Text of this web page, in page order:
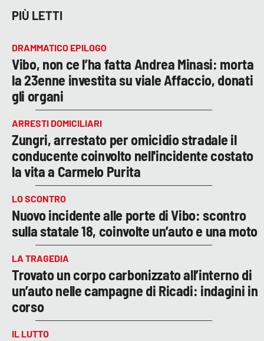
PIÙ LETTI
DRAMMATICO EPILOGO
Vibo, non ce l’ha fatta Andrea Minasi: morta
la 23enne investita su viale Affaccio, donati
gli organi
ARRESTI DOMICILIARI
Zungri, arrestato per omicidio stradale il
conducente coinvolto nell'incidente costato
la vita a Carmelo Purita
LO SCONTRO
Nuovo incidente alle porte di Vibo: scontro
sulla statale 18, coinvolte un’auto e una moto
LA TRAGEDIA
Trovato un corpo carbonizzato all’interno di
un’auto nelle campagne di Ricadi: indagini in
corso
IL LUTTO